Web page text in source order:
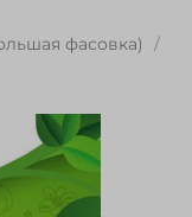
фасовка)